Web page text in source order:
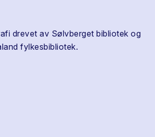
drevet av Sølvberget bibliotek og
fylkesbibliotek.